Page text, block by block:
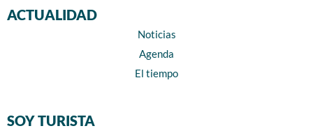
ACTUALIDAD
Noticias
Agenda
El tiempo
SOY TURISTA